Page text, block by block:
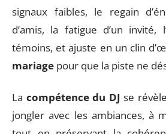
signaux faibles, le regain
d’amis, la fatigue d’un invité,
témoins, et ajuste en un clin
mariage pour que la piste ne
La compétence du DJ se
jongler avec les ambiances, à